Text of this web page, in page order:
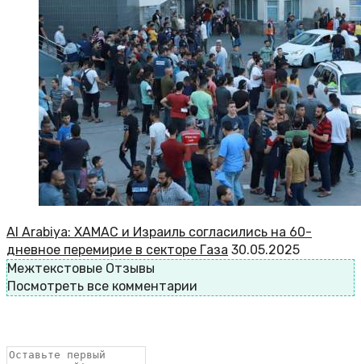
Al Arabiya: ХАМАС и Израиль согласились на 60-
дневное перемирие в секторе Газа 30.05.2025
Межтекстовые Отзывы
Посмотреть все комментарии